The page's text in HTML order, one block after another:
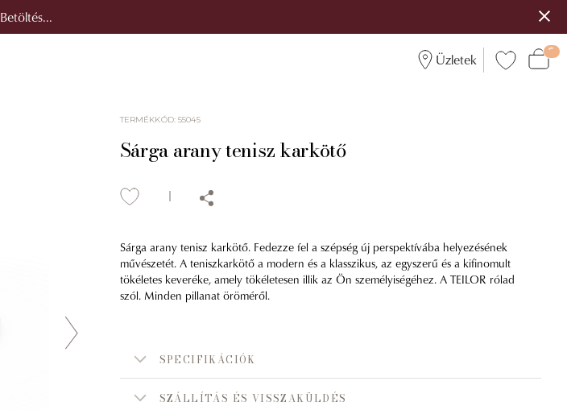
Betöltés...
Üzletek
TERMÉKKÓD:55045
Sárga arany tenisz karkötő
Sárga arany tenisz karkötő. Fedezze fel a szépség új perspektívába helyezésének
művészetét. A teniszkarkötő a modern és a klasszikus, az egyszerű és a kifinomult
tökéletes keveréke, amely tökéletesen illik az Ön személyiségéhez. A TEILOR rólad
szól. Minden pillanat öröméről.
SPECIFIKÁCIÓK
SZÁLLÍTÁS ÉS VISSZAKÜLDÉS